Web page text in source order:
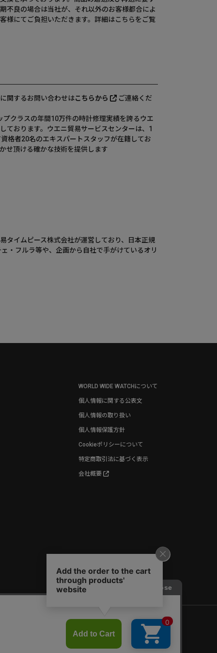
不良の場合は当社が、それ以外のお客様都合によ
様にてご負担いただきます。詳細はこちらをご覧
関するお問い合わせはこちらから ご連絡くだ
クラスの年間10万件の時計修理実績を誇るウエ
ております。ウエニ貿易サービスセンターは、1
格者20名のエキスパートスタッフが在籍してお
せ頂ける確かな技術を提供します
タイムピース株式会社が運営しており、日本正規
・フルラ等や、企画から自社で手がけているオリ
WORLD WIDE WATCHについて
個人情報に関する公表文
個人情報の取り扱い
個人情報保護方針
Cookieポリシーについて
特定商取引法に基づく表示
会社概要
©World Wide Watch All Rights reserved.